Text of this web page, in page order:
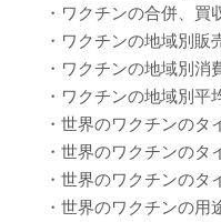
・ワクチンの合併、買
・ワクチンの地域別
・ワクチンの地域別
・ワクチンの地域別
・世界のワクチンの
・世界のワクチンの
・世界のワクチンの
・世界のワクチンの